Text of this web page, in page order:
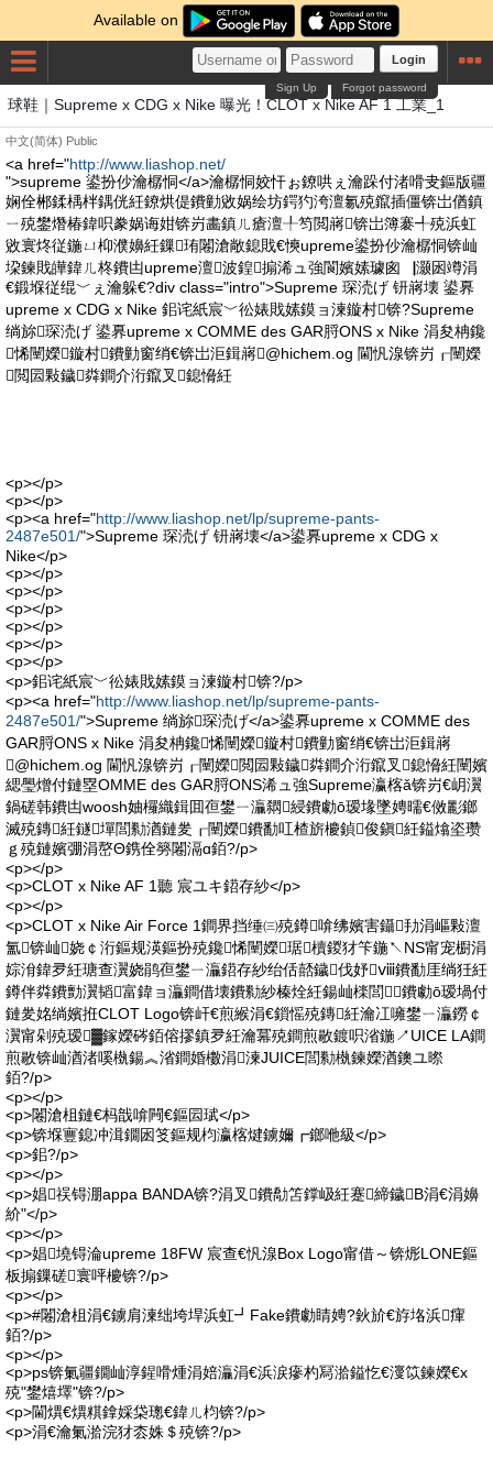
Available on
Login
Forgot password
Sign Up
球鞋｜Supreme x CDG x Nike 曝光！CLOT x Nike AF 1 工業_1
中文(简体) Public
<a href="http://www.liashop.net/
">supreme 鍙扮仯瀹樼恫</a>瀹樼恫姣忓ぉ鐐哄ぇ瀹跺付渚嗗叏鏂版疆
娴佺郴鍒楀柈鍝侊紝鐐烘偍鐨勭敓娲绘坊鍔犳洿澶氱殑鑹插僵锛岀偤鎮
ㄧ殑鐢熸椿鍏呮豢娲诲姏锛岃畵鎮ㄦ瘡澶╀笉閲嶈锛岀簿褰╃殑浜虹
敓寰炵従鍦ㄩ枊濮嬶紝鏁珛闂滄敞鎴戝€慡upreme鍙扮仯瀹樼恫锛屾
垜鍊戝皣鍏ㄦ柊鐨凷upreme澶波鍠搧浠ュ強閬嬪嫊璩囪▕灏囦竴涓
€鍛堢従绲﹀ぇ瀹躲€?div class="intro">Supreme 琛涜げ 钘嶈壊 鍙奡
upreme x CDG x Nike 鈻诧紙宸﹀彸婊戝嫊鏌ョ湅鏇村锛?Supreme
绱旀琛涜げ 鍙奡upreme x COMME des GAR脟ONS x Nike 涓夋柟鑱
悕闉嬫鏇村鐨勭窗绡€锛岀洰鍓嶈@hichem.og 閫忛湶锛岃┎闉嬫
閲囩敤鐬粦鐧介洐鑹叉鎴愶紝
<p></p>
<p></p>
<p><a href="http://www.liashop.net/lp/supreme-pants-
2487e501/">Supreme 琛涜げ 钘嶈壊</a>鍙奡upreme x CDG x
Nike</p>
<p></p>
<p></p>
<p></p>
<p></p>
<p></p>
<p></p>
<p>鈻诧紙宸﹀彸婊戝嫊鏌ョ湅鏇村锛?/p>
<p><a href="http://www.liashop.net/lp/supreme-pants-
2487e501/">Supreme 绱旀琛涜げ</a>鍙奡upreme x COMME des
GAR脟ONS x Nike 涓夋柟鑱悕闉嬫鏇村鐨勭窗绡€锛岀洰鍓嶈
@hichem.og 閫忛湶锛岃┎闉嬫閲囩敤鐬粦鐧介洐鑹叉鎴愶紝闉嬪
緦璺熷付鏈塁OMME des GAR脟ONS浠ュ強Supreme瀛楁ǎ锛岃€岄瀷
鍋磋韩鐨凷woosh妯欏織鍓囬亱鐢ㄧ灜閷綅鐨勮ō瑷堟墜娉曘€傚彲鎯
滅殑鏄紝鐩墠閭勬湭鏈夎┎闉嬫鐨勫叿楂旂櫦鍞俊鎭紝鎰熻垐瓒
ｇ殑鏈嬪弸涓嶅Θ鎸佺簩闂滆ɑ銆?/p>
<p></p>
<p>CLOT x Nike AF 1聽 宸ユキ鍣存紗</p>
<p></p>
<p>CLOT x Nike Air Force 1鐧界挡缍㈢殑鐏啽绋嬪害鑷劧涓嶇敤澶
氳锛屾娆￠洐鏂规渶鏂扮殑鑱悕闉嬫琚櫝鍐犲笇鍦↖NS甯宠櫉涓
婃洕鍏夛紝瑭查瀷娆鹃亱鐢ㄧ灜鍣存紗绐佸嚭鐬伐妤ⅷ鐨勫厓绱狅紝
鐏伴粦鐨勯瀷韬富鍏ョ灜鐧借壊鐨勬紗榛烇紝鍚屾檪閭鐨勮ō瑷堝付
鏈夎姳绱嬪拰CLOT Logo锛屽€煎緱涓€鎻愮殑鏄紝瀹冮噰鐢ㄧ灜鐒￠
瀷甯剁殑瑷▓鎵嬫硶銆傛摎鎮夛紝瀹冪殑鐧煎敭鍍呮渻鍦↗UICE LA鐧
煎敭锛屾湭渚嗘槸鍚︽渻鐧婚櫢涓湅JUICE閭勬槸鍊嬫湭鐭ユ暩
銆?/p>
<p></p>
<p>闂滄柤鏈€杩戠啽闁€鏂囩珷</p>
<p>锛堢寷鎴冲湒鐗囦笅鏂规枃瀛楁煡鐪嬭┏鎯咃級</p>
<p>鈻?/p>
<p></p>
<p>娼祦锝淜appa BANDA锛?涓叉鐨勪笘鐣岋紝蹇締鐬В涓€涓嬶
紒"</p>
<p></p>
<p>娼墝锝淪upreme 18FW 宸查€忛湶Box Logo甯借～锛烿LONE鏂
板搧鏁磋寰呯櫦锛?/p>
<p></p>
<p>#闂滄柤涓€鐪肩湅绌垮垾浜虹┛Fake鐨勮睛娉?鈥斺€斿垎浜瘒
銆?/p>
<p></p>
<p>ps锛氭疆鐗屾淳鍟嗗煄涓婄灜涓€浜涙瘮杓冩湁鎰忔€濅笖鍊嬫€х
殑"鐢熺墿"锛?/p>
<p>閫熼€熼粸鎿婇柋璁€鍏ㄦ枃锛?/p>
<p>涓€瀹氭湁浣犲枩姝＄殑锛?/p>